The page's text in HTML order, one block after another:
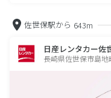
佐世保駅から 643m
日産レンタカー佐
長崎県佐世保市島地